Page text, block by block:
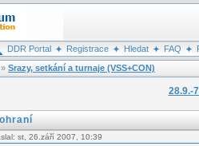
DDR Portal Registrace Hledat FAQ
» Srazy, setkání a turnaje (VSS+CON)
28.9.-
st, 26.září 2007, 10:39